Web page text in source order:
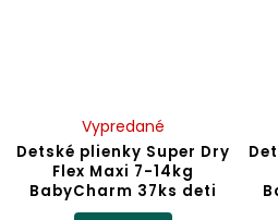
Detské plienky Super Dry
Flex Maxi 7-14kg
BabyCharm 37ks deti
Vypredané